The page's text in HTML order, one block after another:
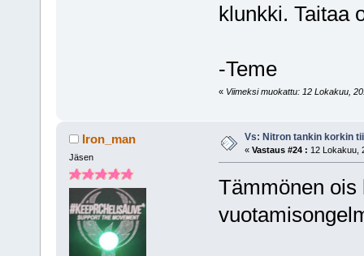
klunkki. Taitaa
-Teme
« Viimeksi muokattu: 12 Lokakuu,
Iron_man
Jäsen
Vs: Nitron tankin korkin
« Vastaus #24 : 12 Lokakuu,
Tämmönen ois